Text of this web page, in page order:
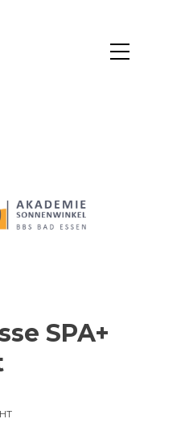
SPA+